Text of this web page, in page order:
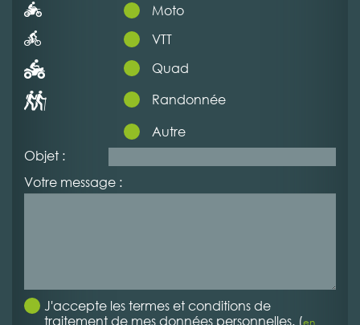
Moto
VTT
Quad
Randonnée
Autre
Objet :
Votre message :
J'accepte les termes et conditions de
traitement de mes données personnelles. (en